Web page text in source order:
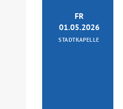
FR
01.05.2026
STADTKAPELLE